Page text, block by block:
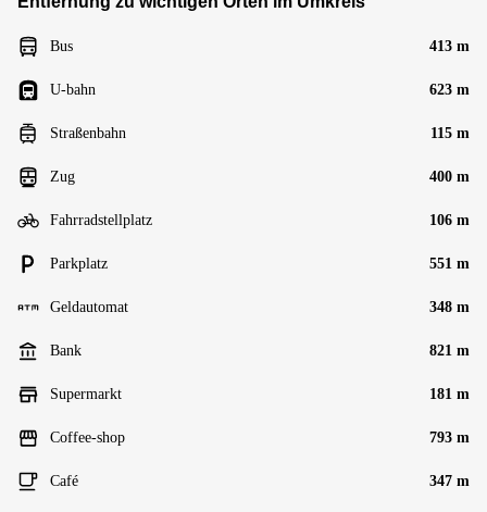
Bus 413 m
U-bahn 623 m
Straßenbahn 115 m
Zug 400 m
Fahrradstellplatz 106 m
Parkplatz 551 m
Geldautomat 348 m
Bank 821 m
Supermarkt 181 m
Coffee-shop 793 m
Café 347 m